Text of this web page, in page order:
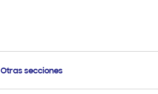
Otras secciones